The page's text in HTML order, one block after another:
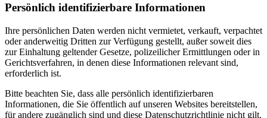
Persönlich identifizierbare Informationen
Ihre persönlichen Daten werden nicht vermietet, verkauft, verpachtet
oder anderweitig Dritten zur Verfügung gestellt, außer soweit dies
zur Einhaltung geltender Gesetze, polizeilicher Ermittlungen oder in
Gerichtsverfahren, in denen diese Informationen relevant sind,
erforderlich ist.
Bitte beachten Sie, dass alle persönlich identifizierbaren
Informationen, die Sie öffentlich auf unseren Websites bereitstellen,
für andere zugänglich sind und diese Datenschutzrichtlinie nicht gilt.